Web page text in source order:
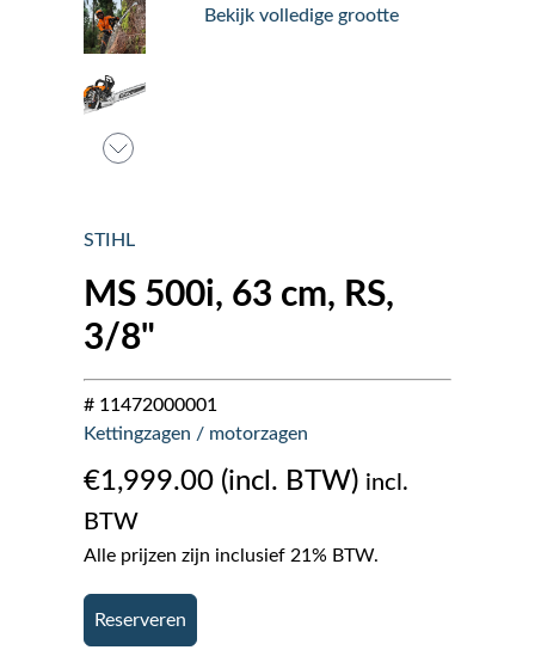
Tuin & Park Contact
Bekijk volledige grootte
STIHL
MS 500i, 63 cm, RS,
3/8"
# 11472000001
Kettingzagen / motorzagen
€1,999.00
incl.
BTW
Alle prijzen zijn inclusief 21% BTW.
Reserveren